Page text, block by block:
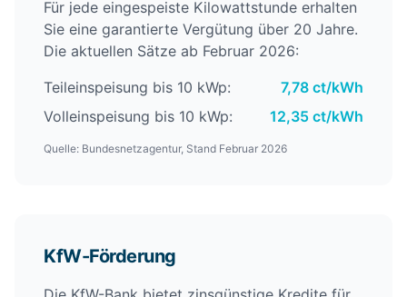
Für jede eingespeiste Kilowattstunde erhalten
Sie eine garantierte Vergütung über 20 Jahre.
Die aktuellen Sätze ab Februar 2026:
Teileinspeisung bis 10 kWp:
7,78 ct/kWh
Volleinspeisung bis 10 kWp:
12,35 ct/kWh
Quelle: Bundesnetzagentur, Stand Februar 2026
KfW-Förderung